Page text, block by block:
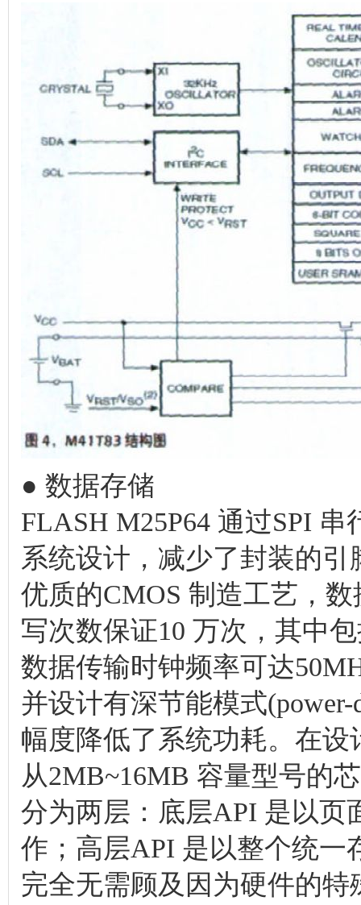
● 数据存储
FLASH M25P64 通过SPI
系统设计，减少了封装的
优质的CMOS 制造工艺，
写次数保证10 万次，其中
数据传输时钟频率可达
并设计有深节能模式
幅度降低了系统功耗。在
从2MB~16MB 容量型号的
分为两层：底层API 是以页
作；高层API 是以整个统一
完全无需顾及因为硬件的